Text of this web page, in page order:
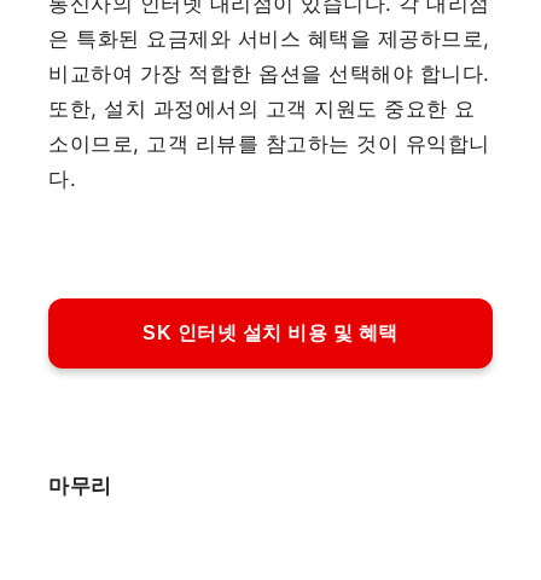
은 특화된 요금제와 서비스 혜택을 제공하므로,
비교하여 가장 적합한 옵션을 선택해야 합니다.
또한, 설치 과정에서의 고객 지원도 중요한 요
소이므로, 고객 리뷰를 참고하는 것이 유익합니
다.
SK 인터넷 설치 비용 및 혜택
마무리